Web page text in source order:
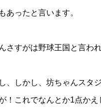
あったと言います。
さすがは野球王国と言わ
、しかし、坊ちゃんスタ
！これでなんとか1点かえ